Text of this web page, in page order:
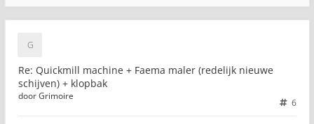
Re: Quickmill machine + Faema maler (redelijk nieuwe
schijven) + klopbak
6
doorGrimoire